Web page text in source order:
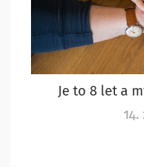
Je to 8 let a
14.